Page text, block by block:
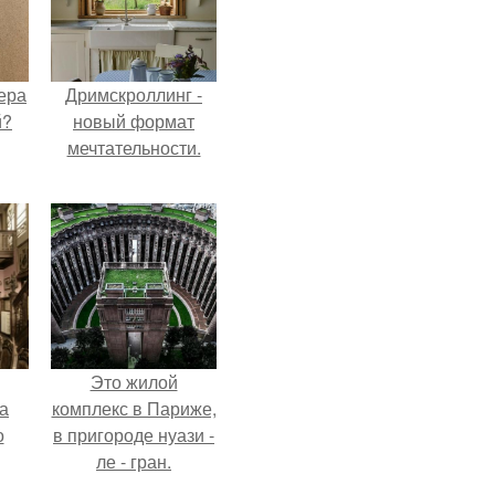
Дримскроллинг -
новый формат
мечтательности.
Это жилой
комплекс в Париже,
в пригороде нуази -
ле - гран.